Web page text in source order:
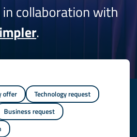
in collaboration with
.
offer
Technology request
Business request